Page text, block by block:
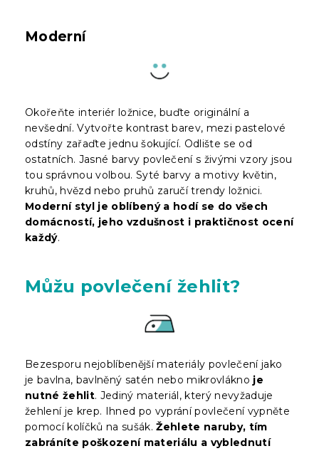
Moderní
Okořeňte interiér ložnice, buďte originální a
nevšední. Vytvořte kontrast barev, mezi pastelové
odstíny zařaďte jednu šokující. Odlište se od
ostatních. Jasné barvy povlečení s živými vzory jsou
tou správnou volbou. Syté barvy a motivy květin,
kruhů, hvězd nebo pruhů zaručí trendy ložnici.
Moderní styl je oblíbený a hodí se do všech
domácností, jeho vzdušnost i praktičnost ocení
každý.
Můžu povlečení žehlit?
Bezesporu nejoblíbenější materiály povlečení jako
je bavlna, bavlněný satén nebo mikrovlákno je
nutné žehlit. Jediný materiál, který nevyžaduje
žehlení je krep. Ihned po vyprání povlečení vypněte
pomocí kolíčků na sušák.Žehlete naruby, tím
zabráníte poškození materiálu a vyblednutí